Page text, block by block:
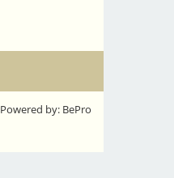
Powered by: BePro